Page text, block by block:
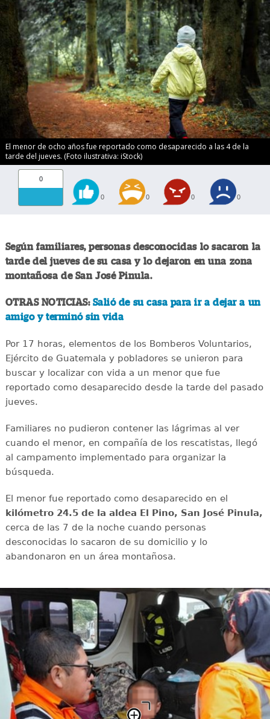
El menor de ocho años fue reportado como desaparecido a las 4 de la
tarde del jueves. (Foto ilustrativa: iStock)
0
0 0 0 0
Según familiares, personas desconocidas lo sacaron la
tarde del jueves de su casa y lo dejaron en una zona
montañosa de San José Pinula.
OTRAS NOTICIAS: Salió de su casa para ir a dejar a un
amigo y terminó sin vida
Por 17 horas, elementos de los Bomberos Voluntarios,
Ejército de Guatemala y pobladores se unieron para
buscar y localizar con vida a un menor que fue
reportado como desaparecido desde la tarde del pasado
jueves.
Familiares no pudieron contener las lágrimas al ver
cuando el menor, en compañía de los rescatistas, llegó
al campamento implementado para organizar la
búsqueda.
El menor fue reportado como desaparecido en el
kilómetro 24.5 de la aldea El Pino, San José Pinula,
cerca de las 7 de la noche cuando personas
desconocidas lo sacaron de su domicilio y lo
abandonaron en un área montañosa.